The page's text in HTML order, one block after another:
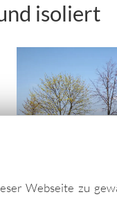
isoliert
Webseite zu